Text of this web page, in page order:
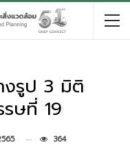
งรูป 3 มิติ
ษที่ 19
364